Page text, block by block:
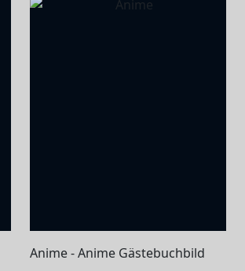
Anime - Anime Gästebuchbild